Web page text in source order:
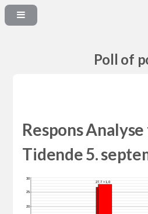
Poll of
Respons
Tidende 5.
27,7 +1,0
20
25
30